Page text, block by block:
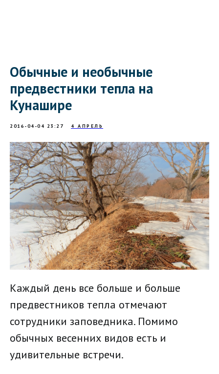
Обычные и необычные
предвестники тепла на
Кунашире
2016-04-04 23:27 4 АПРЕЛЬ
Каждый день все больше и больше
предвестников тепла отмечают
сотрудники заповедника. Помимо
обычных весенних видов есть и
удивительные встречи.